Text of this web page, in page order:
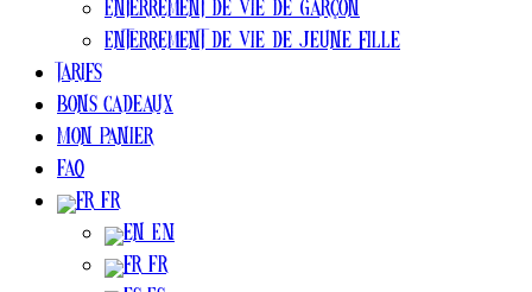
Enterrement de vie de garçon
Enterrement de vie de jeune fille
Tarifs
Bons cadeaux
Mon Panier
FAQ
FR
EN
FR